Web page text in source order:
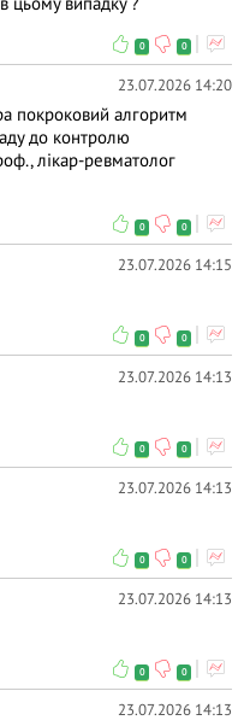
0 0
23.07.2026 14:20
покроковий алгоритм
до контролю
лікар-ревматолог
0 0
23.07.2026 14:15
0 0
23.07.2026 14:13
0 0
23.07.2026 14:13
0 0
23.07.2026 14:13
0 0
23.07.2026 14:13